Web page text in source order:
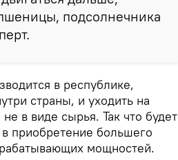
подсолнечника
в республике,
страны, и уходить на
в виде сырья. Так что будет
приобретение большего
мощностей.